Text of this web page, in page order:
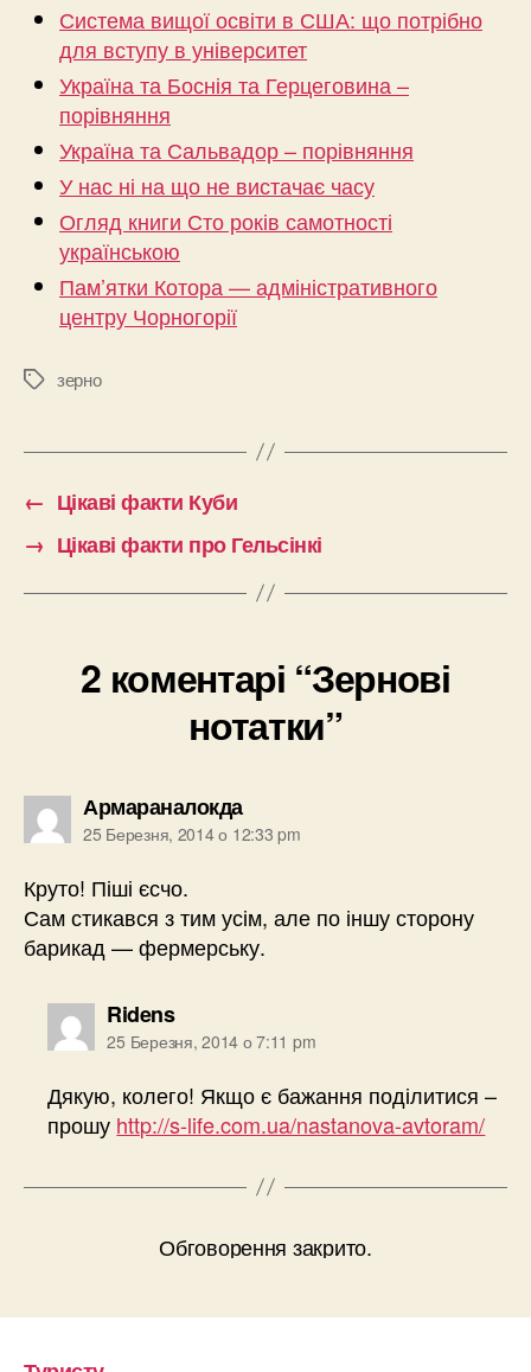
Система вищої освіти в США: що потрібно
для вступу в університет
Україна та Боснія та Герцеговина –
порівняння
Україна та Сальвадор – порівняння
У нас ні на що не вистачає часу
Огляд книги Сто років самотності
українською
Пам’ятки Котора — адміністративного
центру Чорногорії
Позначки
зерно
← Цікаві факти Куби
→ Цікаві факти про Гельсінкі
2 коментарі “Зернові
нотатки”
Армараналокдаговорить:
25 Березня, 2014 о 12:33 pm
Круто! Піші єсчо.
Сам стикався з тим усім, але по іншу сторону
барикад — фермерську.
Ridensговорить:
25 Березня, 2014 о 7:11 pm
Дякую, колего! Якщо є бажання поділитися –
прошу http://s-life.com.ua/nastanova-avtoram/
Обговорення закрито.